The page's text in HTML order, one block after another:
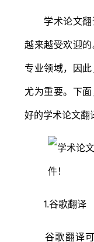
学术论文翻
越来越受欢迎
专业领域，因
尤为重要。下
好的学术论文翻
1.谷歌翻译
谷歌翻译可